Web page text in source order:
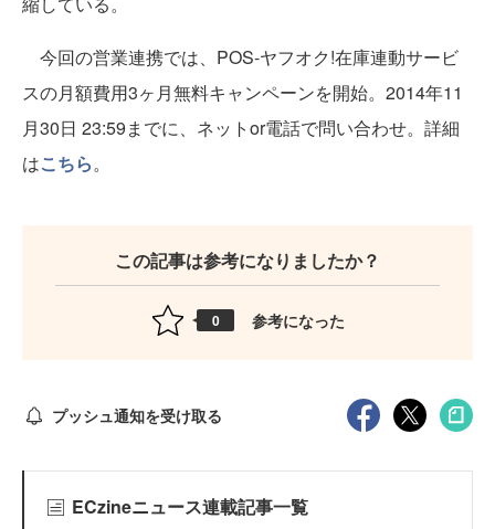
今回の営業連携では、POS-ヤフオク!在庫連動サービ
スの月額費用3ヶ月無料キャンペーンを開始。2014年11
月30日 23:59までに、ネットor電話で問い合わせ。詳細
はこちら。
この記事は参考になりましたか？
0 参考になった
プッシュ通知を受け取る
ECzineニュース連載記事一覧